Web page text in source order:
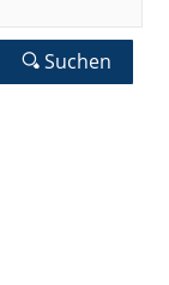
Suchen